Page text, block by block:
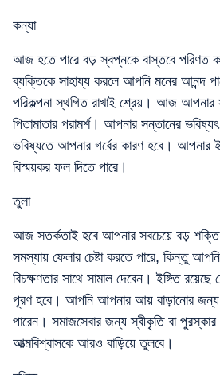
কন্যা
আজ হতে পারে বড় স্বপ্নকে বাস্তবে পরিণত
ব্যক্তিকে সাহায্য করলে আপনি মনের আনন্দ
পরিকল্পনা স্থগিত রাখাই শ্রেয়। আজ আপনার
পিতামাতার পরামর্শ। আপনার সন্তানের
ভবিষ্যতে আপনার গর্বের কারণ হবে। আপনার
বিস্ময়কর ফল দিতে পারে।
তুলা
আজ সতর্কতাই হবে আপনার সবচেয়ে বড়
সমস্যায় ফেলার চেষ্টা করতে পারে, কিন্তু
বিচক্ষণতার সাথে সামাল দেবেন। ইঙ্গিত
পূরণ হবে। আপনি আপনার আয় বাড়ানোর
পারেন। সমাজসেবার জন্য স্বীকৃতি বা
আত্মবিশ্বাসকে আরও বাড়িয়ে তুলবে।